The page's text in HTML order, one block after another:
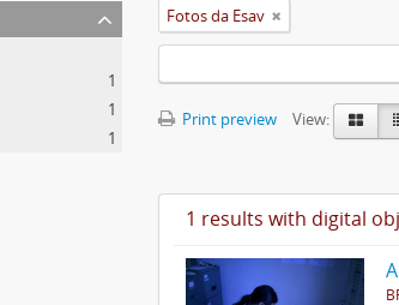
1
1
1
Fotos da Esav
Print preview
View:
1 results with digital